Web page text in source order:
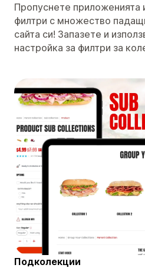
Пропуснете приложенията
филтри с множество
сайта си! Запазете и
настройка за филтри за
Подколекции